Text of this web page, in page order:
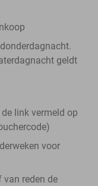
geldt
link vermeld op
voor
reden de